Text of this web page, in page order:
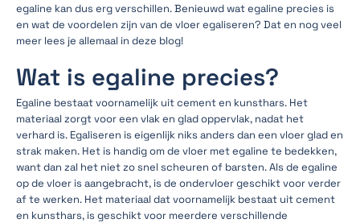
egaline kan dus erg verschillen. Benieuwd wat egaline precies is
en wat de voordelen zijn van de vloer egaliseren? Dat en nog veel
meer lees je allemaal in deze blog!
Wat is egaline precies?
Egaline bestaat voornamelijk uit cement en kunsthars. Het
materiaal zorgt voor een vlak en glad oppervlak, nadat het
verhard is. Egaliseren is eigenlijk niks anders dan een vloer glad en
strak maken. Het is handig om de vloer met egaline te bedekken,
want dan zal het niet zo snel scheuren of barsten. Als de egaline
op de vloer is aangebracht, is de ondervloer geschikt voor verder
af te werken. Het materiaal dat voornamelijk bestaat uit cement
en kunsthars, is geschikt voor meerdere verschillende